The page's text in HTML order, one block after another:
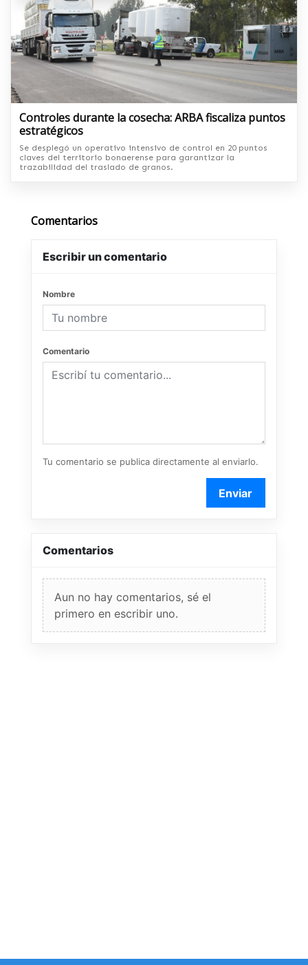
Controles durante la cosecha: ARBA fiscaliza puntos
estratégicos
Se desplegó un operativo intensivo de control en 20 puntos
claves del territorio bonaerense para garantizar la
trazabilidad del traslado de granos.
Comentarios
Escribir un comentario
Nombre
Comentario
Tu comentario se publica directamente al enviarlo.
Enviar
Comentarios
Aun no hay comentarios, sé el
primero en escribir uno.